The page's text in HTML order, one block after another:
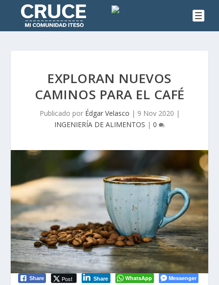
EXPLORAN NUEVOS
CAMINOS PARA EL CAFÉ
Publicado por Édgar Velasco | 9 Nov 2020 |
INGENIERÍA DE ALIMENTOS | 0
Share Post Share WhatsApp Messenger